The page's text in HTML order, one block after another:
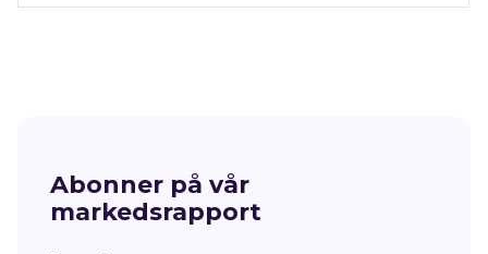
Abonner på vår
markedsrapport